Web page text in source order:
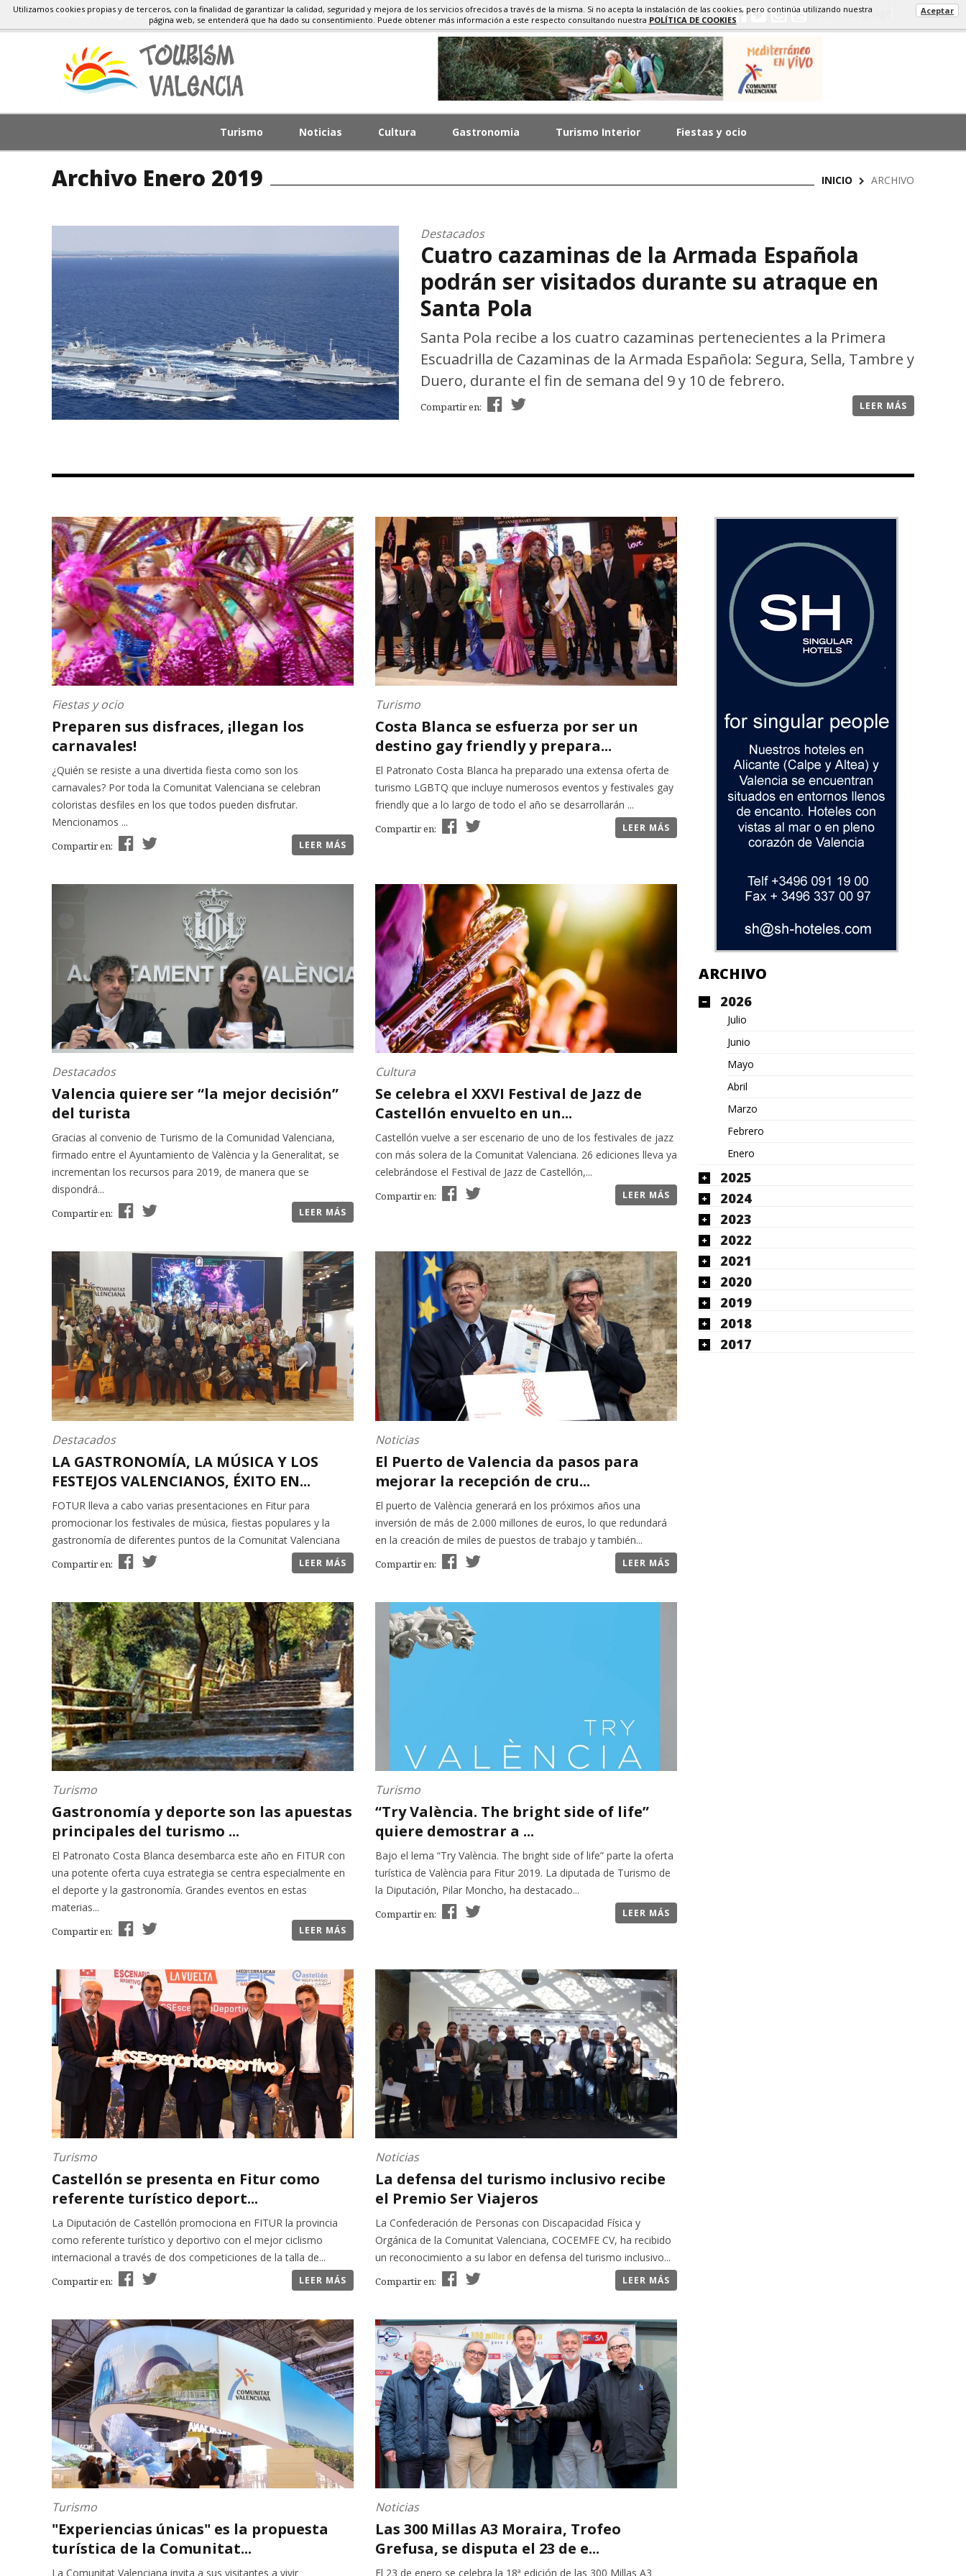
Situacion Lugares El Tiempo HISTORIA, TURISMO, GASTRONOMÍA Select Language
Turismo Noticias Cultura Gastronomia Turismo Interior Fiestas y ocio
Archivo Enero 2019 INICIO ARCHIVO
Destacados
Cuatro cazaminas de la Armada Española
podrán ser visitados durante su atraque en
Santa Pola
Santa Pola recibe a los cuatro cazaminas pertenecientes a la Primera
Escuadrilla de Cazaminas de la Armada Española: Segura, Sella, Tambre y
Duero, durante el fin de semana del 9 y 10 de febrero.
Compartir en: LEER MÁS
Fiestas y ocio
Preparen sus disfraces, ¡llegan los
carnavales!
¿Quién se resiste a una divertida fiesta como son los
carnavales? Por toda la Comunitat Valenciana se celebran
coloristas desfiles en los que todos pueden disfrutar.
Mencionamos ...
Compartir en: LEER MÁS
Turismo
Costa Blanca se esfuerza por ser un
destino gay friendly y prepara...
El Patronato Costa Blanca ha preparado una extensa oferta de
turismo LGBTQ que incluye numerosos eventos y festivales gay
friendly que a lo largo de todo el año se desarrollarán ...
Compartir en: LEER MÁS
Destacados
Valencia quiere ser “la mejor decisión”
del turista
Gracias al convenio de Turismo de la Comunidad Valenciana,
firmado entre el Ayuntamiento de València y la Generalitat, se
incrementan los recursos para 2019, de manera que se
dispondrá...
Compartir en: LEER MÁS
Cultura
Se celebra el XXVI Festival de Jazz de
Castellón envuelto en un...
Castellón vuelve a ser escenario de uno de los festivales de jazz
con más solera de la Comunitat Valenciana. 26 ediciones lleva ya
celebrándose el Festival de Jazz de Castellón,...
Compartir en: LEER MÁS
Destacados
LA GASTRONOMÍA, LA MÚSICA Y LOS
FESTEJOS VALENCIANOS, ÉXITO EN...
FOTUR lleva a cabo varias presentaciones en Fitur para
promocionar los festivales de música, fiestas populares y la
gastronomía de diferentes puntos de la Comunitat Valenciana
Compartir en: LEER MÁS
Noticias
El Puerto de Valencia da pasos para
mejorar la recepción de cru...
El puerto de València generará en los próximos años una
inversión de más de 2.000 millones de euros, lo que redundará
en la creación de miles de puestos de trabajo y también...
Compartir en: LEER MÁS
Turismo
Gastronomía y deporte son las apuestas
principales del turismo ...
El Patronato Costa Blanca desembarca este año en FITUR con
una potente oferta cuya estrategia se centra especialmente en
el deporte y la gastronomía. Grandes eventos en estas
materias...
Compartir en: LEER MÁS
Turismo
“Try València. The bright side of life”
quiere demostrar a ...
Bajo el lema “Try València. The bright side of life” parte la oferta
turística de València para Fitur 2019. La diputada de Turismo de
la Diputación, Pilar Moncho, ha destacado...
Compartir en: LEER MÁS
Turismo
Castellón se presenta en Fitur como
referente turístico deport...
La Diputación de Castellón promociona en FITUR la provincia
como referente turístico y deportivo con el mejor ciclismo
internacional a través de dos competiciones de la talla de...
Compartir en: LEER MÁS
Noticias
La defensa del turismo inclusivo recibe
el Premio Ser Viajeros
La Confederación de Personas con Discapacidad Física y
Orgánica de la Comunitat Valenciana, COCEMFE CV, ha recibido
un reconocimiento a su labor en defensa del turismo inclusivo...
Compartir en: LEER MÁS
Turismo
"Experiencias únicas" es la propuesta
turística de la Comunitat...
La Comunitat Valenciana invita a sus visitantes a vivir
Noticias
Las 300 Millas A3 Moraira, Trofeo
Grefusa, se disputa el 23 de e...
El 23 de enero se celebra la 18ª edición de las 300 Millas A3
ARCHIVO
2026
Julio
Junio
Mayo
Abril
Marzo
Febrero
Enero
2025
2024
2023
2022
2021
2020
2019
2018
2017
Utilizamos cookies propias y de terceros, con la finalidad de garantizar la calidad, seguridad y mejora de los servicios ofrecidos a través de la misma. Si no acepta la instalación de las cookies, pero continúa utilizando nuestra
página web, se entenderá que ha dado su consentimiento. Puede obtener más información a este respecto consultando nuestra POLÍTICA DE COOKIES
Aceptar